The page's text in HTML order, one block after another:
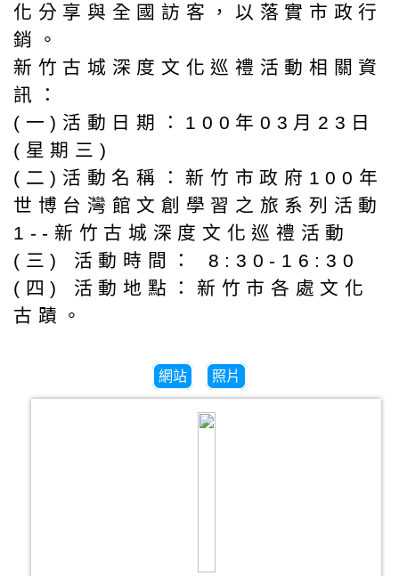
化分享與全國訪客，以落實市政行
銷。
新竹古城深度文化巡禮活動相關資
訊：
(一)活動日期：100年03月23日
(星期三)
(二)活動名稱：新竹市政府100年
世博台灣館文創學習之旅系列活動
1--新竹古城深度文化巡禮活動
(三) 活動時間： 8:30-16:30
(四) 活動地點：新竹市各處文化
古蹟。
網站 照片